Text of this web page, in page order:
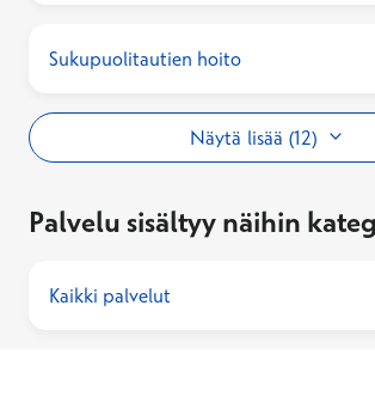
Sukupuolitautien hoito
Näytä lisää (12)
Palvelu sisältyy näihin
Kaikki palvelut